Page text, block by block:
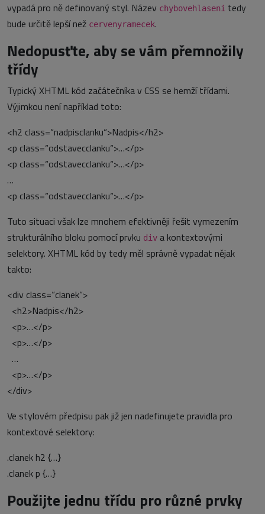
vypadá pro ně definovaný styl. Název chybovehlaseni tedy
bude určitě lepší než cervenyramecek.
Nedopusťte, aby se vám přemnožily
třídy
Typický XHTML kód začátečníka v CSS se hemží třídami.
Výjimkou není například toto:
<h2 class=“nadpisclanku“>Nadpis</h2>
<p class=“odstavecclanku“>…</p>
<p class=“odstavecclanku“>…</p>
…
<p class=“odstavecclanku“>…</p>
Tuto situaci však lze mnohem efektivněji řešit vymezením
strukturálního bloku pomocí prvku div a kontextovými
selektory. XHTML kód by tedy měl správně vypadat nějak
takto:
<div class=“clanek“>
<h2>Nadpis</h2>
<p>…</p>
<p>…</p>
…
<p>…</p>
</div>
Ve stylovém předpisu pak již jen nadefinujete pravidla pro
kontextové selektory:
.clanek h2 {…}
.clanek p {…}
Použijte jednu třídu pro různé prvky